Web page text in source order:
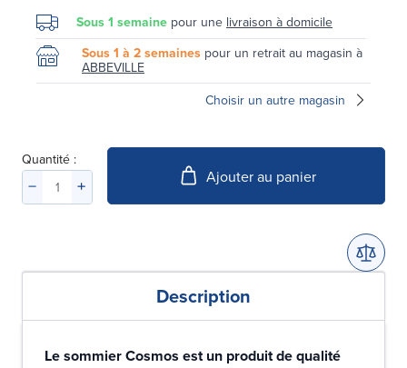
Sous 1 semaine pour une livraison à domicile
Sous 1 à 2 semaines pour un retrait au magasin à
ABBEVILLE
Choisir un autre magasin
Quantité :
Ajouter au panier
Description
Le sommier Cosmos est un produit de qualité